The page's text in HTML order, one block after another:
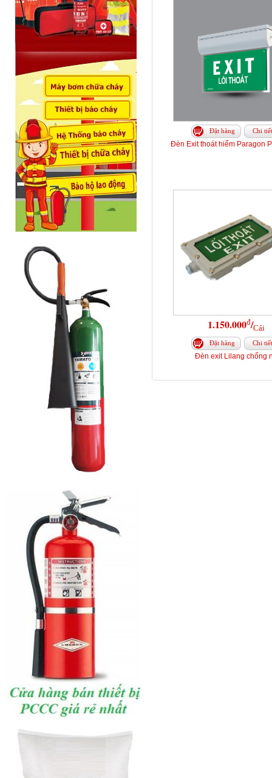
Đặt hàng Chi tiết
Đèn Exit thoát hiểm Paragon
1.150.000đ/Cái
Đặt hàng Chi tiết
Đèn exit Lilang chống